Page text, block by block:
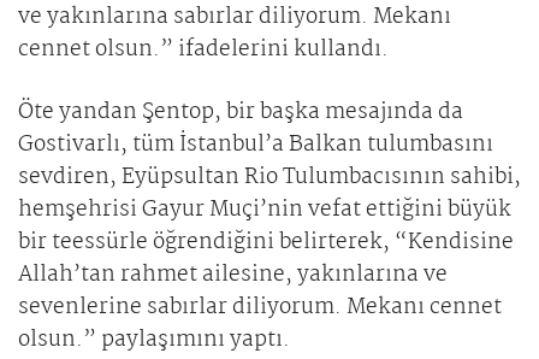
ve yakınlarına sabırlar diliyorum. Mekanı
cennet olsun.” ifadelerini kullandı.
Öte yandan Şentop, bir başka mesajında da
Gostivarlı, tüm İstanbul’a Balkan tulumbasını
sevdiren, Eyüpsultan Rio Tulumbacısının sahibi,
hemşehrisi Gayur Muçi’nin vefat ettiğini büyük
bir teessürle öğrendiğini belirterek, “Kendisine
Allah’tan rahmet ailesine, yakınlarına ve
sevenlerine sabırlar diliyorum. Mekanı cennet
olsun.” paylaşımını yaptı.